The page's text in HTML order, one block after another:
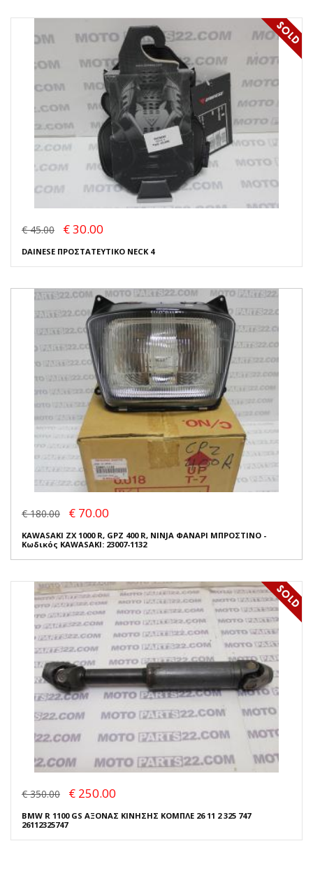
€ 45.00 € 30.00
DAINESE ΠΡΟΣΤΑΤΕΥΤΙΚΟ NECK 4
€ 180.00 € 70.00
KAWASAKI ZX 1000 R, GPZ 400 R, NINJA ΦΑΝΑΡΙ ΜΠΡΟΣΤΙΝΟ -
Κωδικός KAWASAKI: 23007-1132
€ 350.00 € 250.00
BMW R 1100 GS ΑΞΟΝΑΣ ΚΙΝΗΣΗΣ ΚΟΜΠΛΕ 26 11 2 325 747
26112325747